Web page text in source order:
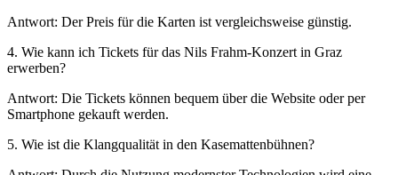
Antwort: Der Preis für die Karten ist vergleichsweise günstig.
4. Wie kann ich Tickets für das Nils Frahm-Konzert in Graz
erwerben?
Antwort: Die Tickets können bequem über die Website oder per
Smartphone gekauft werden.
5. Wie ist die Klangqualität in den Kasemattenbühnen?